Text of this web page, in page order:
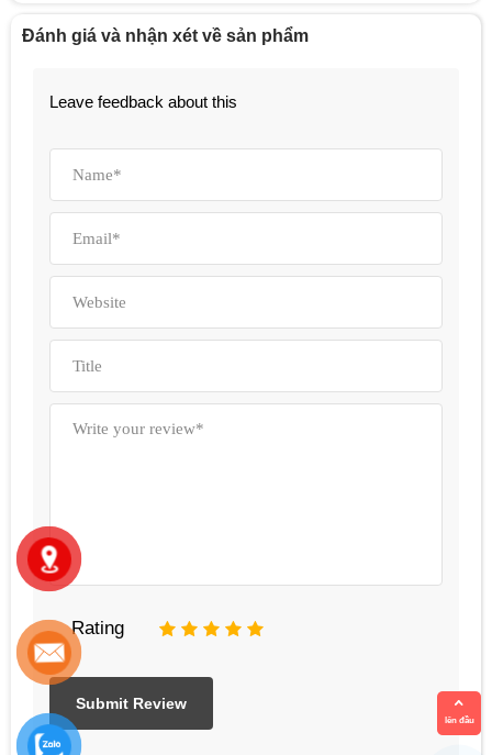
Đánh giá và nhận xét về sản phẩm
Leave feedback about this
Rating 5
4
3
2
lên đầu